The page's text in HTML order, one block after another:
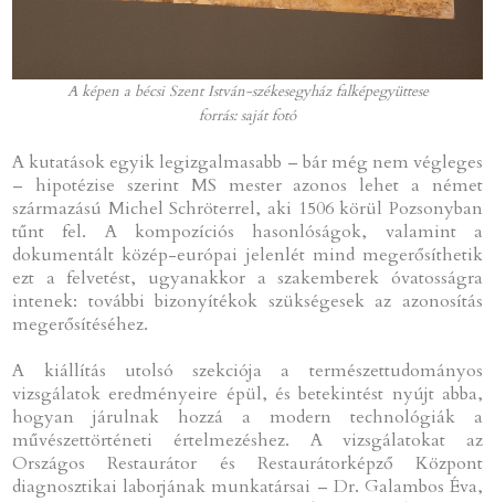
A képen a bécsi Szent István-székesegyház falképegyüttese
forrás: saját fotó
A kutatások egyik legizgalmasabb – bár még nem végleges
– hipotézise szerint MS mester azonos lehet a német
származású Michel Schröterrel, aki 1506 körül Pozsonyban
tűnt fel. A kompozíciós hasonlóságok, valamint a
dokumentált közép-európai jelenlét mind megerősíthetik
ezt a felvetést, ugyanakkor a szakemberek óvatosságra
intenek: további bizonyítékok szükségesek az azonosítás
megerősítéséhez.
A kiállítás utolsó szekciója a természettudományos
vizsgálatok eredményeire épül, és betekintést nyújt abba,
hogyan járulnak hozzá a modern technológiák a
művészettörténeti értelmezéshez. A vizsgálatokat az
Országos Restaurátor és Restaurátorképző Központ
diagnosztikai laborjának munkatársai – Dr. Galambos Éva,